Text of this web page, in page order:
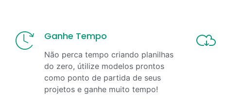
Ganhe Tempo
Não perca tempo criando planilhas
do zero, útilize modelos prontos
como ponto de partida de seus
projetos e ganhe muito tempo!